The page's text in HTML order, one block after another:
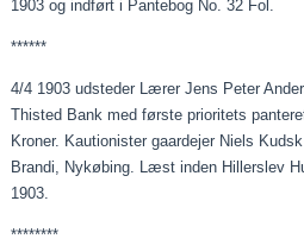
1903 og indført i Pantebog No. 32 Fol.
******
4/4 1903 udsteder Lærer Jens Peter
Thisted Bank med første prioritets
Kroner. Kautionistergaardejer Niels
Brandi, Nykøbing. Læst inden Hillerslev
1903.
********